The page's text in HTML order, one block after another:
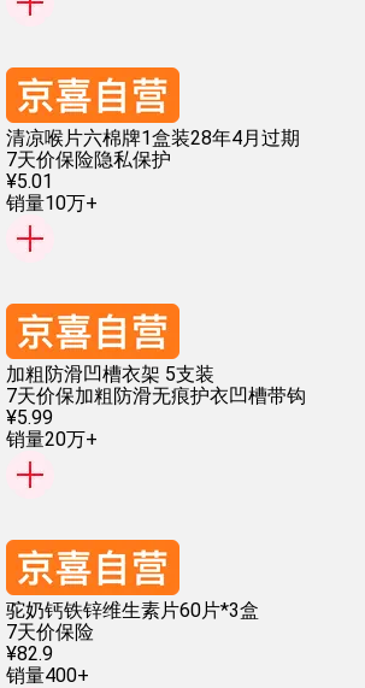
清凉喉片六棉牌1盒装28年4月过期
7天价保险隐私保护
¥5.01
销量10万+
加粗防滑凹槽衣架 5支装
7天价保加粗防滑无痕护衣凹槽带钩
¥5.99
销量20万+
驼奶钙铁锌维生素片60片*3盒
7天价保险
¥82.9
销量400+